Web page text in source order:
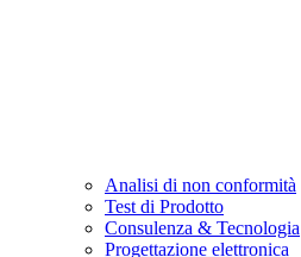
Analisi di non conformità
Test di Prodotto
Consulenza & Tecnologia
Progettazione elettronica